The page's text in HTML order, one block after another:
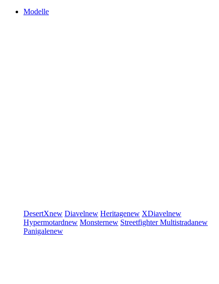
Modelle
DesertXnew Diavelnew Heritagenew XDiavelnew
Hypermotardnew Monsternew StreetfighterMultistradanew
Panigalenew